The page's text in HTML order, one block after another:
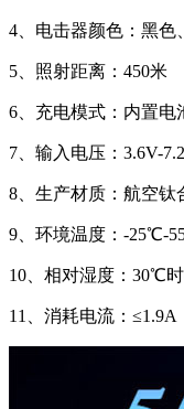
4、电击器颜色：黑色
5、照射距离：450米
6、充电模式：内置电
7、输入电压：3.6V-
8、生产材质：航空钛
9、环境温度：-25℃-
10、相对湿度：30℃时
11、消耗电流：≤1.9A